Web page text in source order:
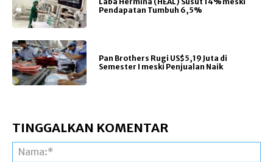
Pendapatan Tumbuh 6,5%
Pan Brothers Rugi US$5,19 Juta di
Semester I meski Penjualan Naik
TINGGALKAN KOMENTAR